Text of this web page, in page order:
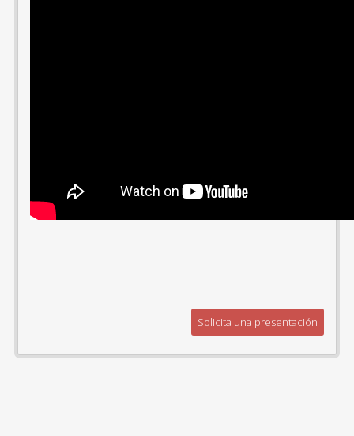
Solicita una presentación